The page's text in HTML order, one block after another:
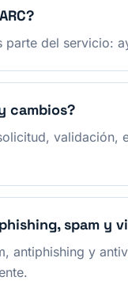
parte del servicio:
cambios?
validación,
spam y
antiphishing y